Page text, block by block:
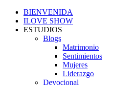
BIENVENIDA
ILOVE SHOW
ESTUDIOS
Blogs
Matrimonio
Sentimientos
Mujeres
Liderazgo
Devocional